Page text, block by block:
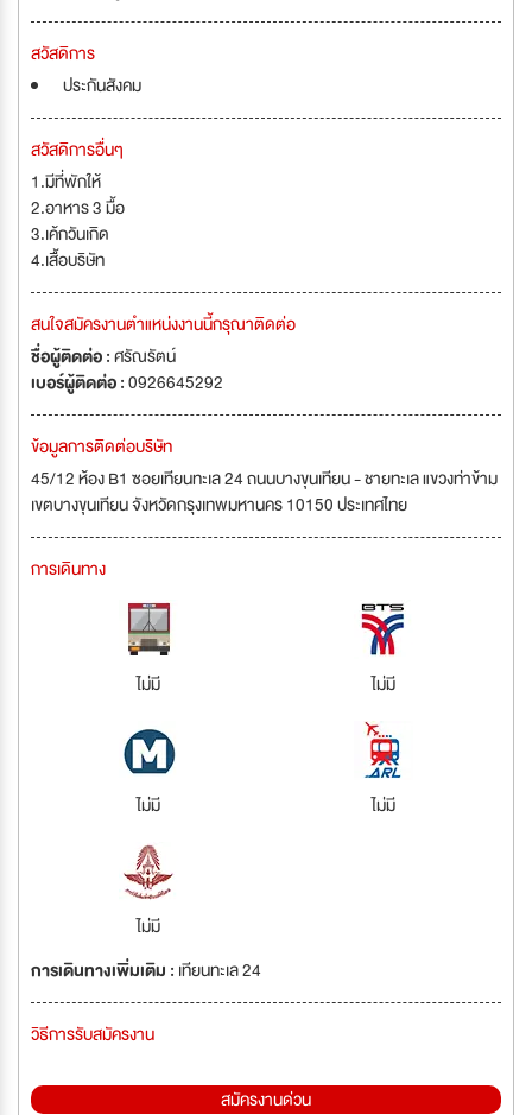
สวัสดิการ
ประกันสังคม
สวัสดิการอื่นๆ
1.มีที่พักให้
2.อาหาร 3 มื้อ
3.เค้กวันเกิด
4.เสื้อบริษัท
สนใจสมัครงานตำแหน่งงานนี้กรุณาติดต่อ
ชื่อผู้ติดต่อ :ศรัณรัตน์
เบอร์ผู้ติดต่อ :0926645292
ข้อมูลการติดต่อบริษัท
45/12 ห้อง B1 ซอยเทียนทะเล 24 ถนนบางขุนเทียน - ชายทะเล แขวงท่าข้าม
เขตบางขุนเทียน จังหวัดกรุงเทพมหานคร 10150 ประเทศไทย
การเดินทาง
ไม่มี ไม่มี
ไม่มี ไม่มี
ไม่มี
การเดินทางเพิ่มเติม : เทียนทะเล 24
วิธีการรับสมัครงาน
สมัครงานด่วน